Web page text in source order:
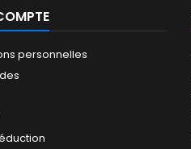
personnelles